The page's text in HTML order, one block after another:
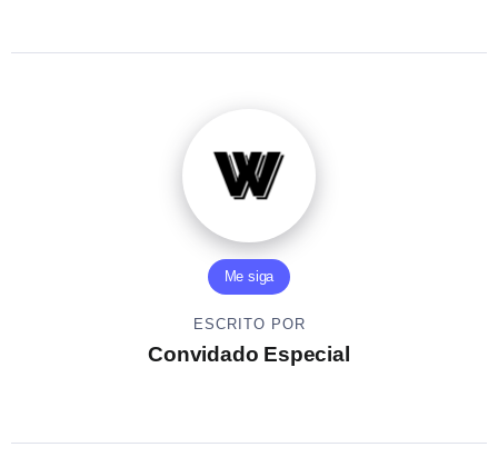
Me siga
ESCRITO POR
Convidado Especial